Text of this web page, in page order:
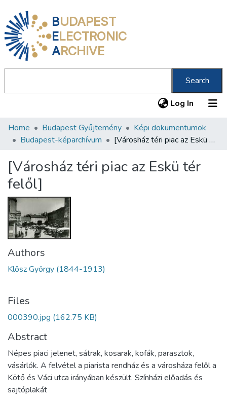
BUDAPEST
ELECTRONIC
ARCHIVE
Search
Log In (current)
Communities & Collections
Statistics
About us
Home Budapest Gyűjtemény
Képi dokumentumok
Budapest-képarchívum
[Városház téri piac az Eskü tér felől]
[Városház téri piac az Eskü tér
felől]
Authors
Klösz György (1844-1913)
Files
000390.jpg (162.75 KB)
Abstract
Népes piaci jelenet, sátrak, kosarak, kofák, parasztok,
vásárlók. A felvétel a piarista rendház és a városháza felől a
Kötő és Váci utca irányában készült. Színházi előadás és
sajtóplakát